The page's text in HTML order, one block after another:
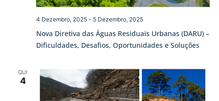
Nova Diretiva das Águas Residuais Urbanas (DARU) –
Dificuldades, Desafios, Oportunidades e Soluções
4 Dezembro, 2025- 5 Dezembro, 2025
QUI
4